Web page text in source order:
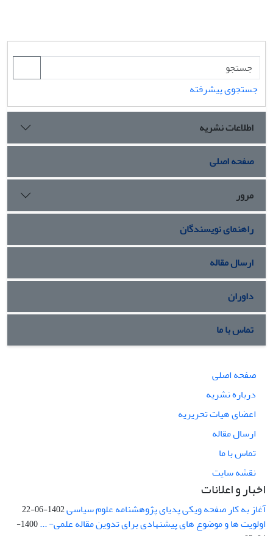
جستجوی پیشرفته
اطلاعات نشریه
صفحه اصلی
مرور
راهنمای نویسندگان
ارسال مقاله
داوران
تماس با ما
صفحه اصلی
درباره نشریه
اعضای هیات تحریریه
ارسال مقاله
تماس با ما
نقشه سایت
اخبار و اعلانات
آغاز به کار صفحه ویکی پدیای پژوهشنامه علوم سیاسی1402-06-22
اولویت ها و موضوع های پیشنهادی برای تدوین مقاله علمی- ...
1400-